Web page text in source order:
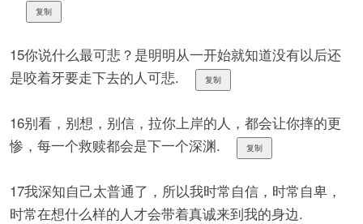
复制
15你说什么最可悲？是明明从一开始就知道没有以后还
是咬着牙要走下去的人可悲.
复制
16别看，别想，别信，拉你上岸的人，都会让你摔的更
惨，每一个救赎都会是下一个深渊.
复制
17我深知自己太普通了，所以我时常自信，时常自卑，
时常在想什么样的人才会带着真诚来到我的身边.